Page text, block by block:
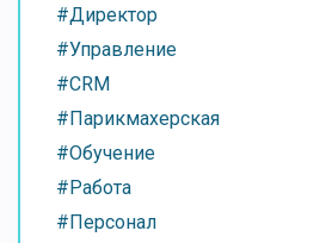
#Директор
#Управление
#CRM
#Парикмахерская
#Обучение
#Работа
#Персонал